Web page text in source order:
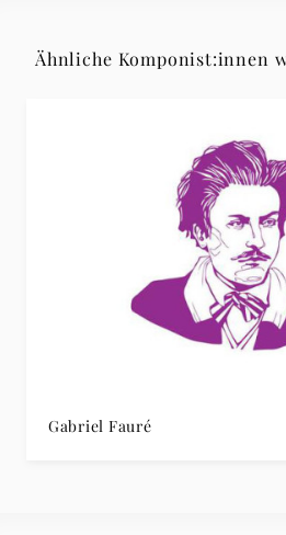
Ähnliche Komponist:innen
Gabriel Fauré